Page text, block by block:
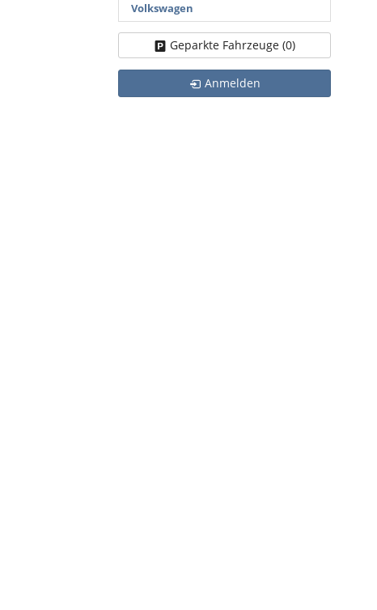
Volkswagen
Geparkte Fahrzeuge (0)
Anmelden